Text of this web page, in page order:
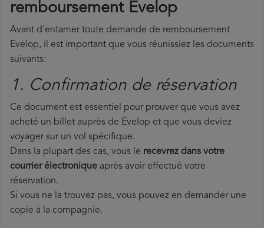
remboursement Evelop
Avant d'entamer toute demande de remboursement
Evelop, il est important que vous réunissiez les documents
suivants:
1. Confirmation de réservation
Ce document est essentiel pour prouver que vous avez
acheté un billet auprès de Evelop et que vous deviez
voyager sur un vol spécifique.
Dans la plupart des cas, vous le recevrez dans votre
courrier électronique après avoir effectué votre
réservation.
Si vous ne la trouvez pas, vous pouvez en demander une
copie à la compagnie.